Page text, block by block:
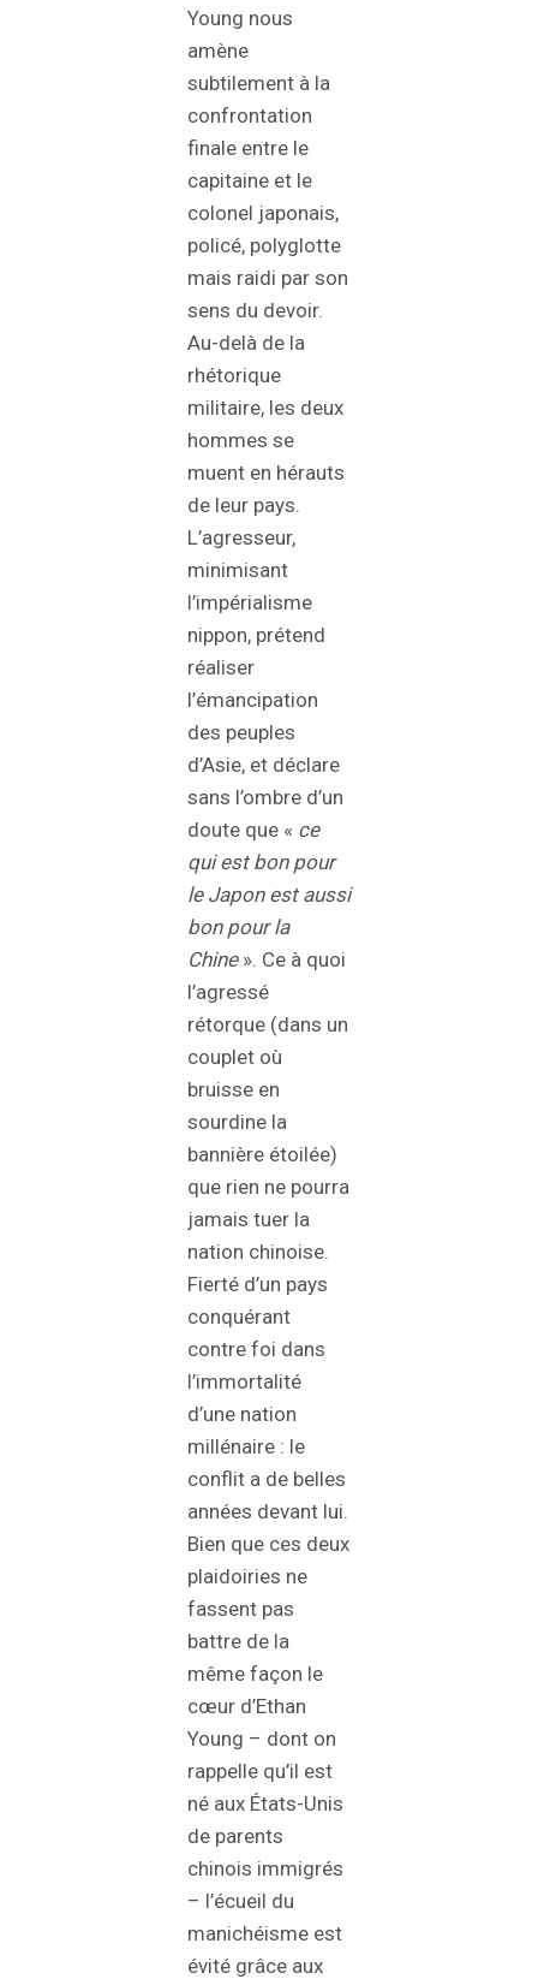
Young nous
amène
subtilement à la
confrontation
finale entre le
capitaine et le
colonel japonais,
policé, polyglotte
mais raidi par son
sens du devoir.
Au-delà de la
rhétorique
militaire, les deux
hommes se
muent en hérauts
de leur pays.
L’agresseur,
minimisant
l’impérialisme
nippon, prétend
réaliser
l’émancipation
des peuples
d’Asie, et déclare
sans l’ombre d’un
doute que « ce
qui est bon pour
le Japon est aussi
bon pour la
Chine». Ce à quoi
l’agressé
rétorque (dans un
couplet où
bruisse en
sourdine la
bannière étoilée)
que rien ne pourra
jamais tuer la
nation chinoise.
Fierté d’un pays
conquérant
contre foi dans
l’immortalité
d’une nation
millénaire : le
conflit a de belles
années devant lui.
Bien que ces deux
plaidoiries ne
fassent pas
battre de la
même façon le
cœur d’Ethan
Young – dont on
rappelle qu’il est
né aux États-Unis
de parents
chinois immigrés
– l’écueil du
manichéisme est
évité grâce aux